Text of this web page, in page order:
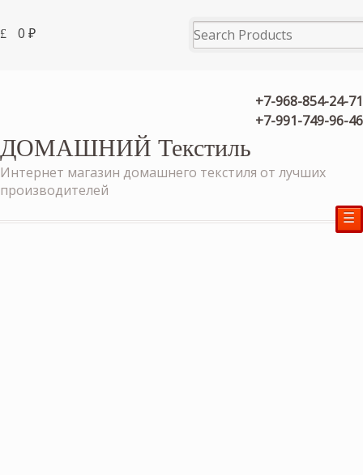
0 ₽
+7-968-854-24-71
+7-991-749-96-46
ДОМАШНИЙ Текстиль
Интернет магазин домашнего текстиля от лучших
производителей
☰